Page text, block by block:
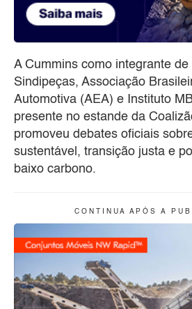
A Cummins como integrante
Sindipeças, Associação
Automotiva (AEA) e Instituto
presente no estande da
promoveu debates oficiais
sustentável, transição justa e
baixo carbono.
C O N T I N U A A P Ó S A P U B